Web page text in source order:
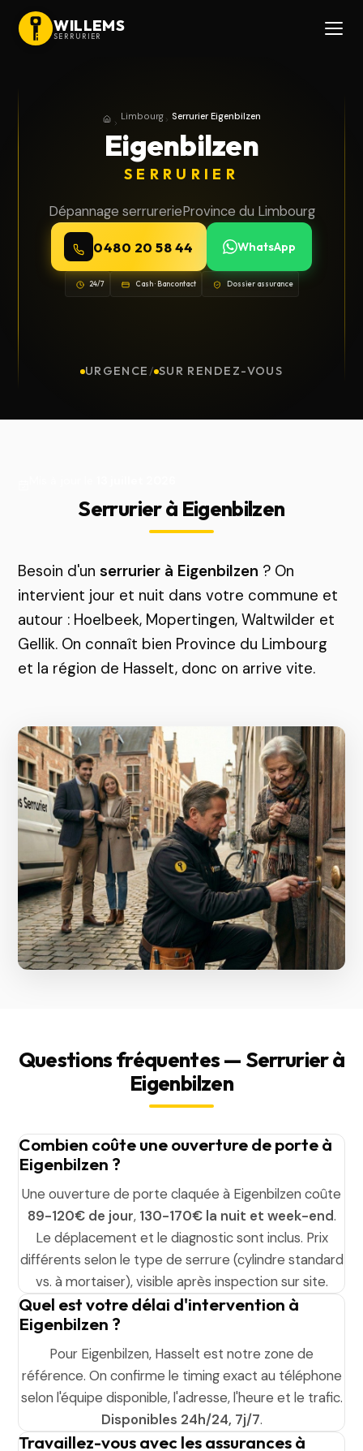
WILLEMS
SERRURIER
AccueilProvince du Limbourg
Limbourg Serrurier Eigenbilzen
Eigenbilzen
SERRURIER
Dépannage serrurerieProvince du Limbourg
0480 20 58 44 WhatsApp
24/7 Cash · Bancontact Dossier assurance
URGENCE / SUR RENDEZ-VOUS
Serrurier à Eigenbilzen
Besoin d'unserrurier à Eigenbilzen ? On
intervient jour et nuit dans votre commune et
autour : Hoelbeek, Mopertingen, Waltwilder et
Gellik. On connaît bien Province du Limbourg
et la région de Hasselt, donc on arrive vite.
Questions fréquentes — Serrurier à
Eigenbilzen
Combien coûte une ouverture de porte à
Eigenbilzen ?
Une ouverture de porte claquée à Eigenbilzen coûte
89-120€ de jour, 130-170€ la nuit et week-end.
Le déplacement et le diagnostic sont inclus. Prix
différents selon le type de serrure (cylindre standard
vs. à mortaiser), visible après inspection sur site.
Quel est votre délai d'intervention à
Eigenbilzen ?
Pour Eigenbilzen, Hasselt est notre zone de
référence. On confirme le timing exact au téléphone
selon l'équipe disponible, l'adresse, l'heure et le trafic.
Disponibles 24h/24, 7j/7.
Travaillez-vous avec les assurances à